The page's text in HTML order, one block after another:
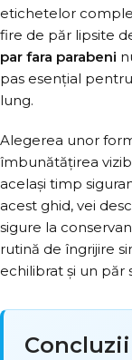
etichetelor
fire de păr lipsite
par fara parabeni
pas esențial
lung.
Alegerea unor
îmbunătățirea
același timp
acest ghid, vei
sigure la
rutină de îngrijire
echilibrat și un păr